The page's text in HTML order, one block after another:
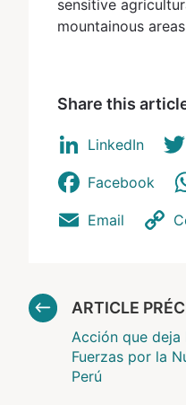
sensitive
mountainous
Share this
LinkedIn
Facebook
Email
ARTICLE
Acción que deja
Fuerzas por la
Perú